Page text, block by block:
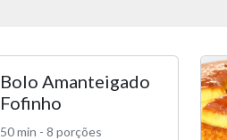
Bolo Amanteigado
Fofinho
50 min - 8 porções